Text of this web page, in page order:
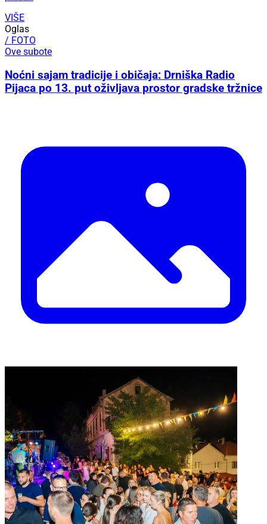
VIŠE
Oglas
/ FOTO
Ove subote
Noćni sajam tradicije i običaja: Drniška Radio
Pijaca po 13. put oživljava prostor gradske tržnice